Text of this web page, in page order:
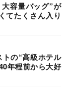
容量バッグ”が
てたくさん入り
トの“高級ホテル
年程前から大好